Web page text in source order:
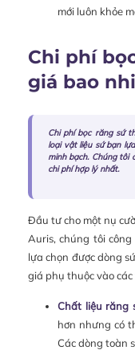
mới luôn khỏe
Chi phí
giá bao
Chi phí bọc răng sứ
loại vật liệu sứ bạn
minh bạch. Chúng tôi
chi phí hợp lý nhất.
Đầu tư cho một nụ
Auris, chúng tôi
lựa chọn được dòng
giá phụ thuộc vào các
Chất liệu răng
hơn nhưng có
Các dòng toàn